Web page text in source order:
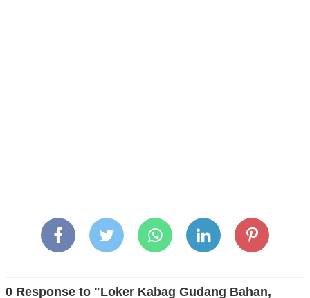
0 Response to "Loker Kabag Gudang Bahan,